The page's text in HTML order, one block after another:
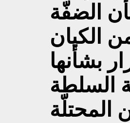
الضفّة
الكيان
بشأنها
السلطة